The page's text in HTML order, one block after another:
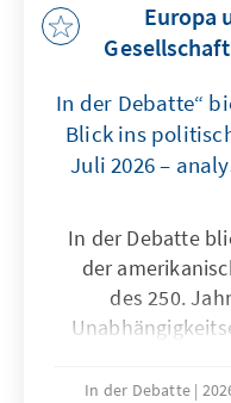
1776–2026 |
„In der Debatte“
Blick ins
Juli 2026 –
In der Debatte
der
des 250.
In der Debatte